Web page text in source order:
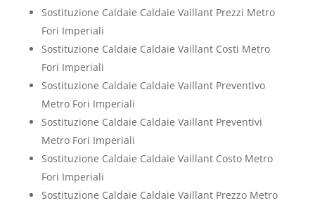
Sostituzione Caldaie Caldaie Vaillant Prezzi Metro
Fori Imperiali
Sostituzione Caldaie Caldaie Vaillant Costi Metro
Fori Imperiali
Sostituzione Caldaie Caldaie Vaillant Preventivo
Metro Fori Imperiali
Sostituzione Caldaie Caldaie Vaillant Preventivi
Metro Fori Imperiali
Sostituzione Caldaie Caldaie Vaillant Costo Metro
Fori Imperiali
Sostituzione Caldaie Caldaie Vaillant Prezzo Metro